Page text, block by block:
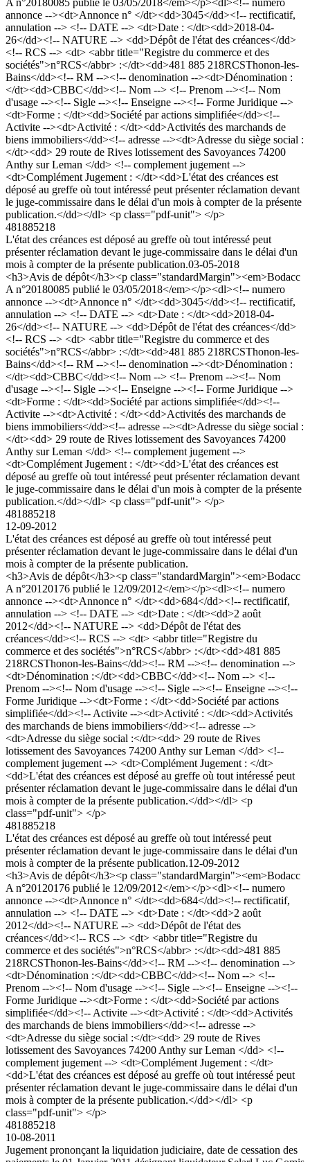
annonce --><dt>Annonce n° </dt><dd>3045</dd><!-- rectificatif,
annulation --> <!-- DATE --> <dt>Date : </dt><dd>2018-04-
26</dd><!-- NATURE --> <dd>Dépôt de l'état des créances</dd>
<!-- RCS --> <dt> <abbr title="Registre du commerce et des
sociétés">n°RCS</abbr> :</dt><dd>481 885 218RCSThonon-les-
Bains</dd><!-- RM --><!-- denomination --><dt>Dénomination :
</dt><dd>CBBC</dd><!-- Nom --> <!-- Prenom --><!-- Nom
d'usage --><!-- Sigle --><!-- Enseigne --><!-- Forme Juridique -->
<dt>Forme : </dt><dd>Société par actions simplifiée</dd><!--
Activite --><dt>Activité : </dt><dd>Activités des marchands de
biens immobiliers</dd><!-- adresse --><dt>Adresse du siège social :
</dt><dd> 29 route de Rives lotissement des Savoyances 74200
Anthy sur Leman </dd> <!-- complement jugement -->
<dt>Complément Jugement : </dt><dd>L'état des créances est
déposé au greffe où tout intéressé peut présenter réclamation devant
le juge-commissaire dans le délai d'un mois à compter de la présente
publication.</dd></dl> <p class="pdf-unit"> </p>
481885218
L'état des créances est déposé au greffe où tout intéressé peut
présenter réclamation devant le juge-commissaire dans le délai d'un
mois à compter de la présente publication.03-05-2018
<h3>Avis de dépôt</h3><p class="standardMargin"><em>Bodacc
A n°20180085 publié le 03/05/2018</em></p><dl><!-- numero
annonce --><dt>Annonce n° </dt><dd>3045</dd><!-- rectificatif,
annulation --> <!-- DATE --> <dt>Date : </dt><dd>2018-04-
26</dd><!-- NATURE --> <dd>Dépôt de l'état des créances</dd>
<!-- RCS --> <dt> <abbr title="Registre du commerce et des
sociétés">n°RCS</abbr> :</dt><dd>481 885 218RCSThonon-les-
Bains</dd><!-- RM --><!-- denomination --><dt>Dénomination :
</dt><dd>CBBC</dd><!-- Nom --> <!-- Prenom --><!-- Nom
d'usage --><!-- Sigle --><!-- Enseigne --><!-- Forme Juridique -->
<dt>Forme : </dt><dd>Société par actions simplifiée</dd><!--
Activite --><dt>Activité : </dt><dd>Activités des marchands de
biens immobiliers</dd><!-- adresse --><dt>Adresse du siège social :
</dt><dd> 29 route de Rives lotissement des Savoyances 74200
Anthy sur Leman </dd> <!-- complement jugement -->
<dt>Complément Jugement : </dt><dd>L'état des créances est
déposé au greffe où tout intéressé peut présenter réclamation devant
le juge-commissaire dans le délai d'un mois à compter de la présente
publication.</dd></dl> <p class="pdf-unit"> </p>
481885218
12-09-2012
L'état des créances est déposé au greffe où tout intéressé peut
présenter réclamation devant le juge-commissaire dans le délai d'un
mois à compter de la présente publication.
<h3>Avis de dépôt</h3><p class="standardMargin"><em>Bodacc
A n°20120176 publié le 12/09/2012</em></p><dl><!-- numero
annonce --><dt>Annonce n° </dt><dd>684</dd><!-- rectificatif,
annulation --> <!-- DATE --> <dt>Date : </dt><dd>2 août
2012</dd><!-- NATURE --> <dd>Dépôt de l'état des
créances</dd><!-- RCS --> <dt> <abbr title="Registre du
commerce et des sociétés">n°RCS</abbr> :</dt><dd>481 885
218RCSThonon-les-Bains</dd><!-- RM --><!-- denomination -->
<dt>Dénomination :</dt><dd>CBBC</dd><!-- Nom --> <!--
Prenom --><!-- Nom d'usage --><!-- Sigle --><!-- Enseigne --><!--
Forme Juridique --><dt>Forme : </dt><dd>Société par actions
simplifiée</dd><!-- Activite --><dt>Activité : </dt><dd>Activités
des marchands de biens immobiliers</dd><!-- adresse -->
<dt>Adresse du siège social :</dt><dd> 29 route de Rives
lotissement des Savoyances 74200 Anthy sur Leman </dd> <!--
complement jugement --> <dt>Complément Jugement : </dt>
<dd>L'état des créances est déposé au greffe où tout intéressé peut
présenter réclamation devant le juge-commissaire dans le délai d'un
mois à compter de la présente publication.</dd></dl> <p
class="pdf-unit"> </p>
481885218
L'état des créances est déposé au greffe où tout intéressé peut
présenter réclamation devant le juge-commissaire dans le délai d'un
mois à compter de la présente publication.12-09-2012
<h3>Avis de dépôt</h3><p class="standardMargin"><em>Bodacc
A n°20120176 publié le 12/09/2012</em></p><dl><!-- numero
annonce --><dt>Annonce n° </dt><dd>684</dd><!-- rectificatif,
annulation --> <!-- DATE --> <dt>Date : </dt><dd>2 août
2012</dd><!-- NATURE --> <dd>Dépôt de l'état des
créances</dd><!-- RCS --> <dt> <abbr title="Registre du
commerce et des sociétés">n°RCS</abbr> :</dt><dd>481 885
218RCSThonon-les-Bains</dd><!-- RM --><!-- denomination -->
<dt>Dénomination :</dt><dd>CBBC</dd><!-- Nom --> <!--
Prenom --><!-- Nom d'usage --><!-- Sigle --><!-- Enseigne --><!--
Forme Juridique --><dt>Forme : </dt><dd>Société par actions
simplifiée</dd><!-- Activite --><dt>Activité : </dt><dd>Activités
des marchands de biens immobiliers</dd><!-- adresse -->
<dt>Adresse du siège social :</dt><dd> 29 route de Rives
lotissement des Savoyances 74200 Anthy sur Leman </dd> <!--
complement jugement --> <dt>Complément Jugement : </dt>
<dd>L'état des créances est déposé au greffe où tout intéressé peut
présenter réclamation devant le juge-commissaire dans le délai d'un
mois à compter de la présente publication.</dd></dl> <p
class="pdf-unit"> </p>
481885218
10-08-2011
Jugement prononçant la liquidation judiciaire, date de cessation des